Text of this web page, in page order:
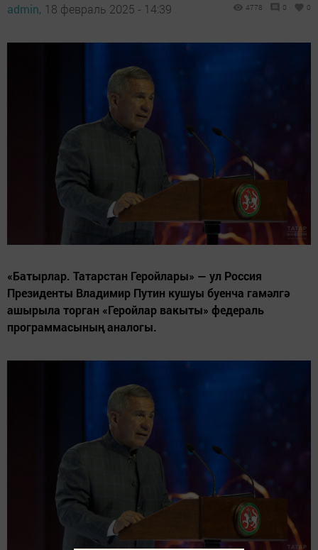
admin, 18 февраль 2025 - 14:39 4778 0 0
«Батырлар. Татарстан Геройлары» — ул Россия
Президенты Владимир Путин кушуы буенча гамәлгә
ашырыла торган «Геройлар вакыты» федераль
программасының аналогы.